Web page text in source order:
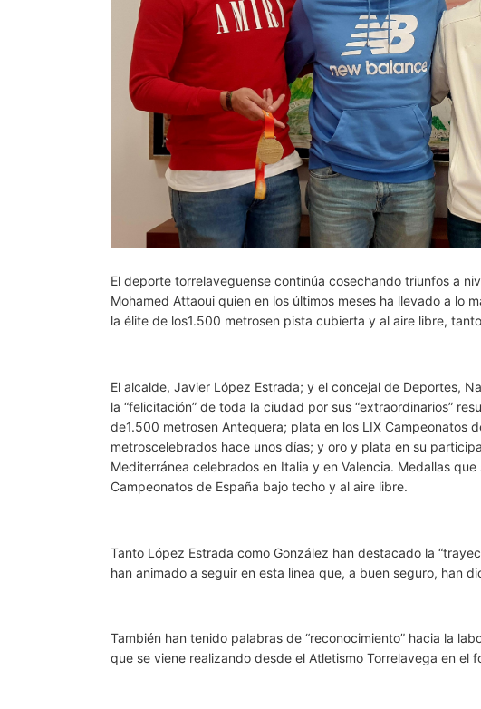
El deporte torrelaveguense continúa cosechando triunfos a
Mohamed Attaoui quien en los últimos meses ha llevado a lo
la élite de los1.500 metrosen pista cubierta y al aire libre,
El alcalde, Javier López Estrada; y el concejal de Deportes,
la “felicitación” de toda la ciudad por sus “extraordinarios”
de1.500 metrosen Antequera; plata en los LIX Campeonatos
metroscelebrados hace unos días; y oro y plata en su
Mediterránea celebrados en Italia y en Valencia. Medallas
Campeonatos de España bajo techo y al aire libre.
Tanto López Estrada como González han destacado la
han animado a seguir en esta línea que, a buen seguro, han
También han tenido palabras de “reconocimiento” hacia la
que se viene realizando desde el Atletismo Torrelavega en el